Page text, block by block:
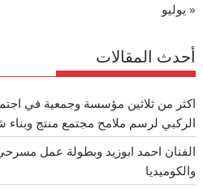
« يوليو
أحدث المقالات
اكثر من ثلاثين مؤسسة وجمعية في
الركبي لرسم ملامح مجتمع منتج
الفنان احمد ابوزيد وبطولة عمل
والكوميديا